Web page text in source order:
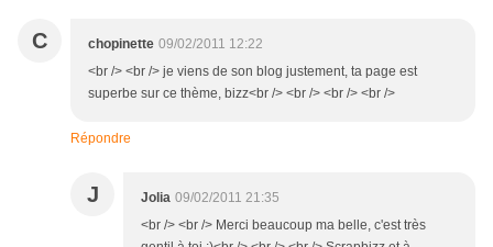
C chopinette 09/02/2011 12:22
<br /> <br /> je viens de son blog justement, ta page est
superbe sur ce thème, bizz<br /> <br /> <br /> <br />
Répondre
J Jolia 09/02/2011 21:35
<br /> <br /> Merci beaucoup ma belle, c'est très